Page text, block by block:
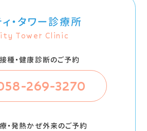
・タワー診療所
Tower Clinic
種・健康診断のご予約
269-3270
・発熱かぜ外来のご予約